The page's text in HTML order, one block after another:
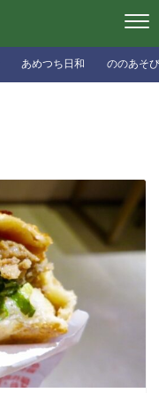
あめつち日和 ののあそ